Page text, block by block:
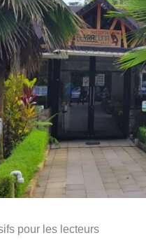
pour les lecteurs